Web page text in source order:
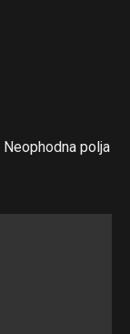
Neophodna polja